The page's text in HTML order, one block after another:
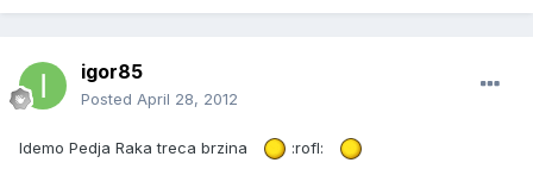
igor85
Posted April 28, 2012
Idemo Pedja Raka treca brzina :rofl: